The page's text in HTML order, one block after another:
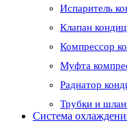
Испаритель
Клапан
Компрессор
Муфта
Радиатор
Трубки и
Система